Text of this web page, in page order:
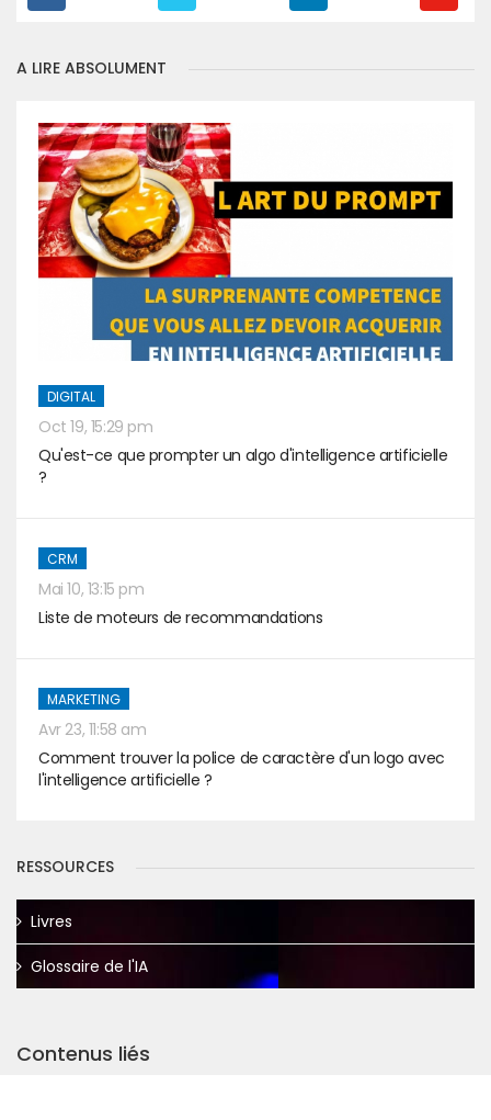
A LIRE ABSOLUMENT
DIGITAL
Oct 19, 15:29 pm
Qu'est-ce que prompter un algo d'intelligence artificielle
?
CRM
Mai 10, 13:15 pm
Liste de moteurs de recommandations
MARKETING
Avr 23, 11:58 am
Comment trouver la police de caractère d'un logo avec
l'intelligence artificielle ?
RESSOURCES
Livres
Glossaire de l'IA
Contenus liés